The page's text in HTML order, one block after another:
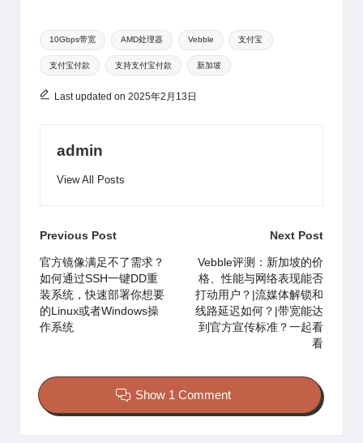
h
at
W
ei
b
o
b
a
n
A
p
p
e
b
o
a
d
e
Tags:
10Gbps带宽 AMD处理器 Vebble 支付宝
支付宝付款 支持支付宝付款 新加坡
Last updated on 2025年2月13日
admin
View All Posts
Post
navigation
Previous Post
官方镜像满足不了需求？
如何通过SSH一键DD重
装系统，快速部署你想要
的Linux或者Windows操
作系统
Next Post
Vebble评测：新加坡的价
格、性能与网络表现能否
打动用户？|流媒体解锁和
线路延迟如何？|带宽能达
到官方宣传标准？一起看
看
Show 1 Comment